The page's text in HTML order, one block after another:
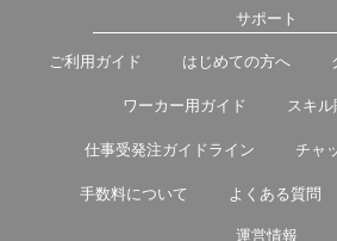
サポート
ご利用ガイド はじめての方へ
ワーカー用ガイド スキル
仕事受発注ガイドライン チャ
手数料について よくある質問
運営情報